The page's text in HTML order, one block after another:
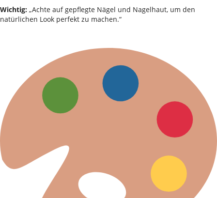
Wichtig: „Achte auf gepflegte Nägel und Nagelhaut, um den
natürlichen Look perfekt zu machen.“